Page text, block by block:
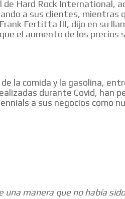
de Hard Rock International,
a sus clientes, mientras
Fertitta III, dijo en su
el aumento de los precios
la comida y la gasolina,
durante Covid, han
a sus negocios como
una manera que no había